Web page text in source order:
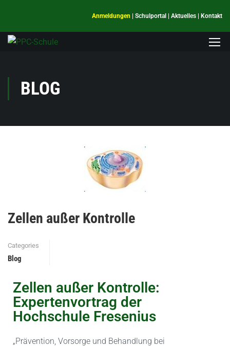
Anmeldungen Schulportal Aktuelles Kontakt
BLOG
Zellen außer Kontrolle
Categories
Blog
Zellen außer Kontrolle:
Expertenvortrag der
Hochschule Fresenius
„Prävention, Vorsorge und Behandlung bei